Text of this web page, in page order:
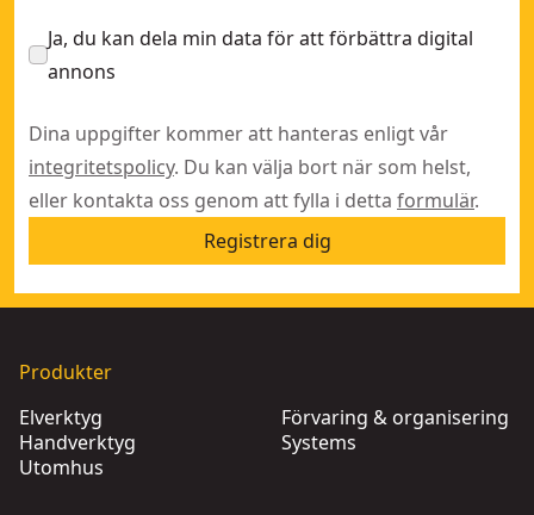
Ja, du kan dela min data för att förbättra digital
annons
Dina uppgifter kommer att hanteras enligt vår
integritetspolicy. Du kan välja bort när som helst,
eller kontakta oss genom att fylla i detta formulär.
Registrera dig
Produkter
Elverktyg
Handverktyg
Utomhus
Förvaring & organisering
Systems